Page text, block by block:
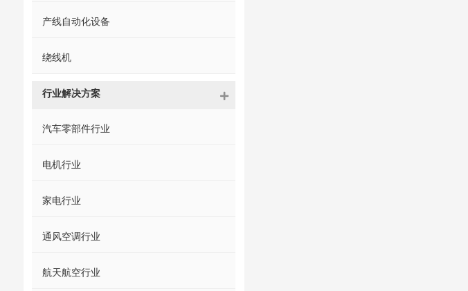
产线自动化设备
绕线机
行业解决方案
汽车零部件行业
电机行业
家电行业
通风空调行业
航天航空行业